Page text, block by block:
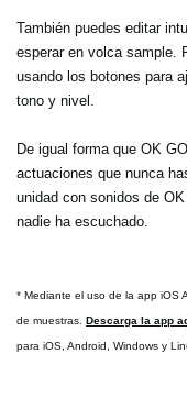
También puedes editar
esperar en volca sample.
usando los botones para
tono y nivel.
De igual forma que OK
actuaciones que nunca
unidad con sonidos de
nadie ha escuchado.
* Mediante el uso de la app iOS
de muestras. Descarga la app
para iOS, Android, Windows y